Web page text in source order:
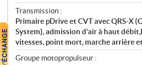
Transmission :
Primaire pDrive et CVT avec QRS-X
System), admission d’air à haut
vitesses, point mort, marche arrière
Groupe motopropulseur :